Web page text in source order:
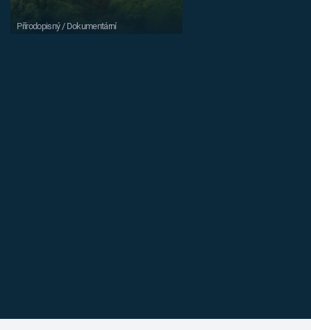
Přírodopisný / Dokumentární